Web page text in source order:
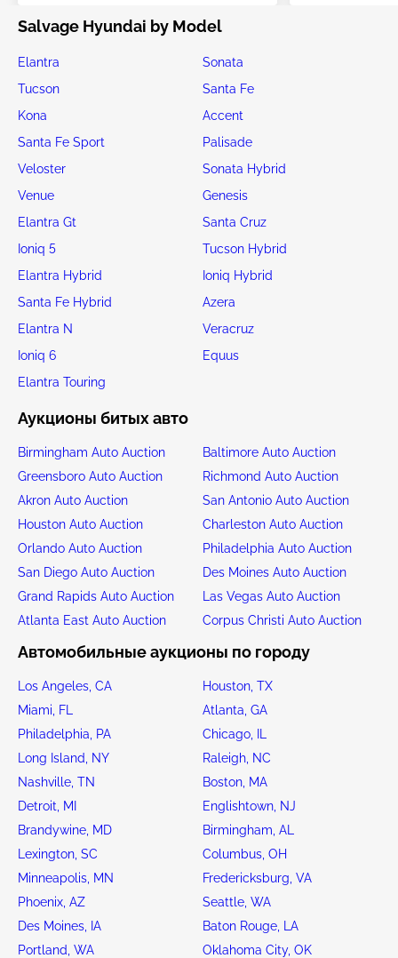
Salvage Hyundai by Model
Elantra
Sonata
Tucson
Santa Fe
Kona
Accent
Santa Fe Sport
Palisade
Veloster
Sonata Hybrid
Venue
Genesis
Elantra Gt
Santa Cruz
Ioniq 5
Tucson Hybrid
Elantra Hybrid
Ioniq Hybrid
Santa Fe Hybrid
Azera
Elantra N
Veracruz
Ioniq 6
Equus
Elantra Touring
Аукционы битых авто
Birmingham Auto Auction
Baltimore Auto Auction
Greensboro Auto Auction
Richmond Auto Auction
Akron Auto Auction
San Antonio Auto Auction
Houston Auto Auction
Charleston Auto Auction
Orlando Auto Auction
Philadelphia Auto Auction
San Diego Auto Auction
Des Moines Auto Auction
Grand Rapids Auto Auction
Las Vegas Auto Auction
Atlanta East Auto Auction
Corpus Christi Auto Auction
Автомобильные аукционы по городу
Los Angeles, CA
Houston, TX
Miami, FL
Atlanta, GA
Philadelphia, PA
Chicago, IL
Long Island, NY
Raleigh, NC
Nashville, TN
Boston, MA
Detroit, MI
Englishtown, NJ
Brandywine, MD
Birmingham, AL
Lexington, SC
Columbus, OH
Minneapolis, MN
Fredericksburg, VA
Phoenix, AZ
Seattle, WA
Des Moines, IA
Baton Rouge, LA
Portland, WA
Oklahoma City, OK